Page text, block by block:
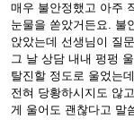
매우 불안정했고 아주
눈물을 쏟았거든요. 불
앉았는데 선생님이 질
그 날 상담 내내 펑펑
탈진할 정도로 울었는
전혀 당황하시지도 않
게 울어도 괜찮다고 말